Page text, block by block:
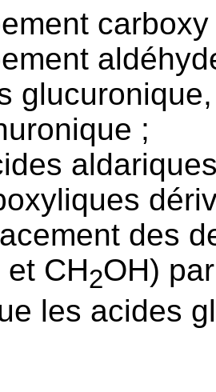
;
des
et CH2OH)
les acides